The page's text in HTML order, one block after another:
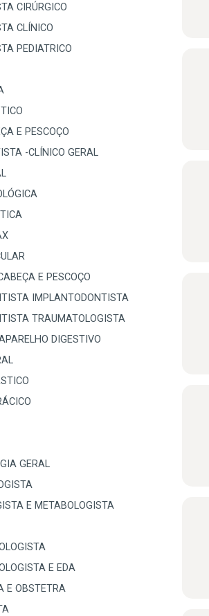
CIRÚRGICO
CLÍNICO
PEDIATRICO
E PESCOÇO
-CLÍNICO GERAL
E PESCOÇO
IMPLANTODONTISTA
TRAUMATOLOGISTA
DIGESTIVO
GERAL
E METABOLOGISTA
E EDA
E OBSTETRA